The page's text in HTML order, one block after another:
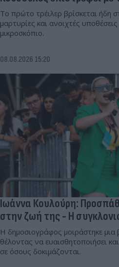
Το πρώτο τρέιλερ βρίσκεται ήδη
μαρτυρίες και ανοιχτές
μικροσκόπιο.
08.08.2026 15:20
Ιωάννα Κουλούρη:
στην ζωή της - Η
Η δημοσιογράφος μοιράστηκε μια
θέλοντας να ευαισθητοποιήσει
σε όσους δοκιμάζονται.